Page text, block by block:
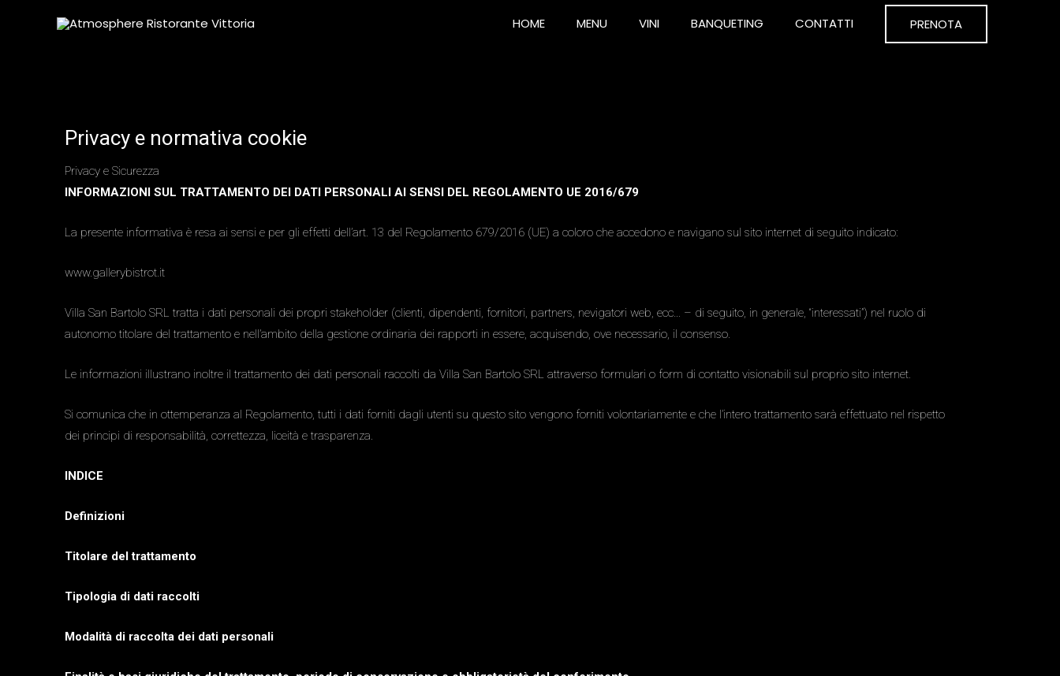
HOME MENU VINI BANQUETING CONTATTI PRENOTA
Privacy e normativa cookie
Privacy e Sicurezza
INFORMAZIONI SUL TRATTAMENTO DEI DATI PERSONALI AI SENSI DEL REGOLAMENTO UE 2016/679
La presente informativa è resa ai sensi e per gli effetti dell’art. 13 del Regolamento 679/2016 (UE) a coloro che accedono e navigano sul sito internet di seguito indicato:
www.gallerybistrot.it
Villa San Bartolo SRL tratta i dati personali dei propri stakeholder (clienti, dipendenti, fornitori, partners, nevigatori web, ecc… – di seguito, in generale, “interessati”) nel ruolo di
autonomo titolare del trattamento e nell’ambito della gestione ordinaria dei rapporti in essere, acquisendo, ove necessario, il consenso.
Le informazioni illustrano inoltre il trattamento dei dati personali raccolti da Villa San Bartolo SRL attraverso formulari o form di contatto visionabili sul proprio sito internet.
Si comunica che in ottemperanza al Regolamento, tutti i dati forniti dagli utenti su questo sito vengono forniti volontariamente e che l’intero trattamento sarà effettuato nel rispetto
dei principi di responsabilità, correttezza, liceità e trasparenza.
INDICE
Definizioni
Titolare del trattamento
Tipologia di dati raccolti
Modalità di raccolta dei dati personali